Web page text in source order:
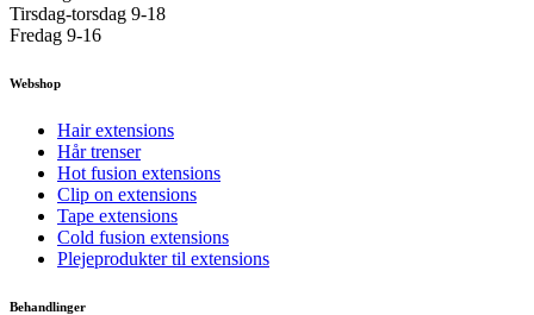
Tirsdag-torsdag 9-18
Fredag 9-16
Webshop
Hair extensions
Hår trenser
Hot fusion extensions
Clip on extensions
Tape extensions
Cold fusion extensions
Plejeprodukter til extensions
Behandlinger